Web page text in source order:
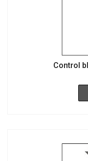
Control